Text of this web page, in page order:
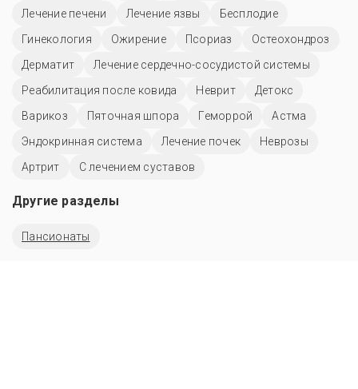
Лечение печени
Лечение язвы
Бесплодие
Гинекология
Ожирение Псориаз
Остеохондроз
Дерматит
Лечение сердечно-сосудистой системы
Реабилитация после ковида
Неврит
Детокс
Варикоз
Пяточная шпора Геморрой
Астма
Эндокринная система
Лечение почек
Неврозы
Артрит
С лечением суставов
Другие разделы
Пансионаты